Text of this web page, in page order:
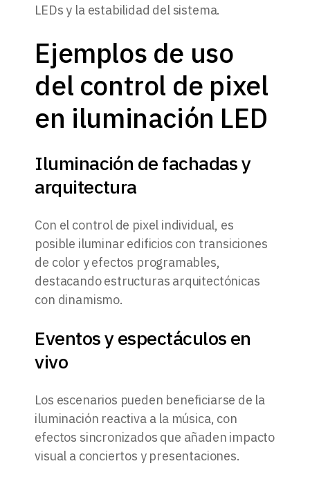
LEDs y la estabilidad del sistema.
Ejemplos de uso
del control de pixel
en iluminación LED
Iluminación de fachadas y
arquitectura
Con el control de pixel individual, es
posible iluminar edificios con transiciones
de color y efectos programables,
destacando estructuras arquitectónicas
con dinamismo.
Eventos y espectáculos en
vivo
Los escenarios pueden beneficiarse de la
iluminación reactiva a la música, con
efectos sincronizados que añaden impacto
visual a conciertos y presentaciones.